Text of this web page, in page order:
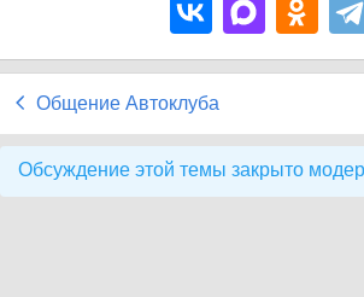
Общение Автоклуба
Обсуждение этой темы закрыто